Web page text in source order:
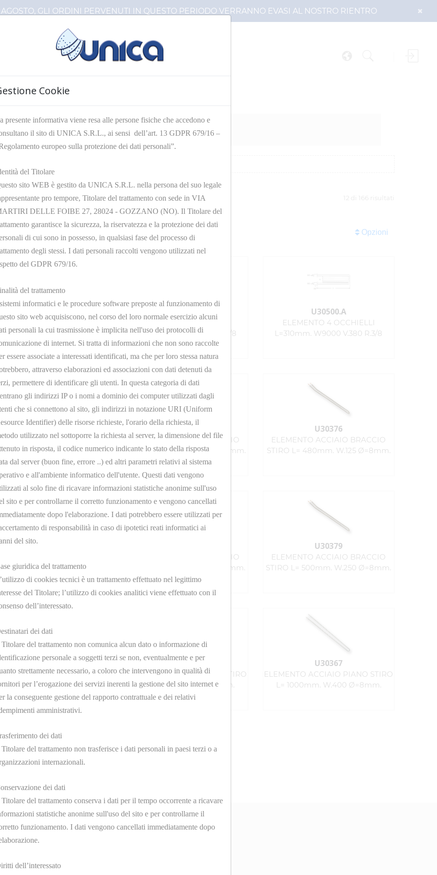
GLI ORDINI PERVENUTI IN QUESTO PERIODO VERRANNO EVASI AL NOSTRO RIENTRO
DA STIRO
12 di 166 risultati
Opzioni
U30500.C
4 OCCHIELLI
W3000 V.220 R.3/8
U30500
L=310mm. W8000 V.380 R.3/8
U30500.A
ELEMENTO 4 OCCHIELLI
L=310mm. W9000 V.380 R.3/8
ACCIAIO BRACCIO
400mm. W.125 Ø=8mm.
U30374
ELEMENTO ACCIAIO BRACCIO
STIRO L= 400mm. W.200 Ø=8mm.
U30376
ELEMENTO ACCIAIO BRACCIO
STIRO L= 480mm. W.125 Ø=8mm.
U30377
ACCIAIO BRACCIO
500mm. W.150 Ø=8mm.
ELEMENTO ACCIAIO BRACCIO
STIRO L= 500mm. W.200 Ø=8mm.
U30379
ELEMENTO ACCIAIO BRACCIO
STIRO L= 500mm. W.250 Ø=8mm.
U30370
ACCIAIO PIANO STIRO
W.1000 Ø=8mm.
U30366
ELEMENTO ACCIAIO PIANO STIRO
L= 1000mm. W.300 Ø=8mm.
U30367
ELEMENTO ACCIAIO PIANO STIRO
L= 1000mm. W.400 Ø=8mm.
< 1 2
Cookie
presente informativa viene resa alle persone fisiche che accedono e
il sito di UNICA S.R.L., ai sensi dell’art. 13 GDPR 679/16 –
europeo sulla protezione dei dati personali”.
del Titolare
sito WEB è gestito da UNICA S.R.L. nella persona del suo legale
pro tempore, Titolare del trattamento con sede in VIA
DELLE FOIBE 27, 28024 - GOZZANO (NO). Il Titolare del
garantisce la sicurezza, la riservatezza e la protezione dei dati
di cui sono in possesso, in qualsiasi fase del processo di
degli stessi. I dati personali raccolti vengono utilizzati nel
del GDPR 679/16.
del trattamento
informatici e le procedure software preposte al funzionamento di
sito web acquisiscono, nel corso del loro normale esercizio alcuni
personali la cui trasmissione è implicita nell'uso dei protocolli di
di internet. Si tratta di informazioni che non sono raccolte
essere associate a interessati identificati, ma che per loro stessa natura
attraverso elaborazioni ed associazioni con dati detenuti da
permettere di identificare gli utenti. In questa categoria di dati
gli indirizzi IP o i nomi a dominio dei computer utilizzati dagli
che si connettono al sito, gli indirizzi in notazione URI (Uniform
Identifier) delle risorse richieste, l'orario della richiesta, il
utilizzato nel sottoporre la richiesta al server, la dimensione del file
in risposta, il codice numerico indicante lo stato della risposta
dal server (buon fine, errore ..) ed altri parametri relativi al sistema
e all'ambiente informatico dell'utente. Questi dati vengono
al solo fine di ricavare informazioni statistiche anonime sull'uso
sito e per controllarne il corretto funzionamento e vengono cancellati
dopo l'elaborazione. I dati potrebbero essere utilizzati per
di responsabilità in caso di ipotetici reati informatici ai
del sito.
giuridica del trattamento
di cookies tecnici è un trattamento effettuato nel legittimo
del Titolare; l’utilizzo di cookies analitici viene effettuato con il
dell’interessato.
dei dati
del trattamento non comunica alcun dato o informazione di
personale a soggetti terzi se non, eventualmente e per
strettamente necessario, a coloro che intervengono in qualità di
per l’erogazione dei servizi inerenti la gestione del sito internet e
la conseguente gestione del rapporto contrattuale e dei relativi
amministrativi.
dei dati
del trattamento non trasferisce i dati personali in paesi terzi o a
internazionali.
dei dati
del trattamento conserva i dati per il tempo occorrente a ricavare
statistiche anonime sull'uso del sito e per controllarne il
funzionamento. I dati vengono cancellati immediatamente dopo
dell’interessato